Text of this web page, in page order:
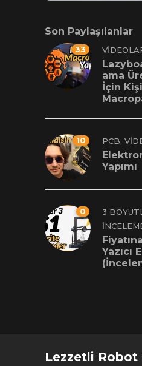
Son Paylaşılanlar
33
ama
İçin
10 PCB,
Yapımı
0 3
Yazıcı
Lezzetli Robot